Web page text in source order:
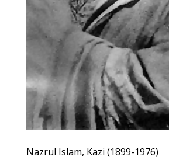
Nazrul Islam, Kazi (1899-1976)